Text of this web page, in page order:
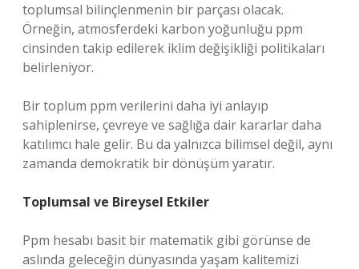
toplumsal bilinçlenmenin bir parçası olacak.
Örneğin, atmosferdeki karbon yoğunluğu ppm
cinsinden takip edilerek iklim değişikliği politikaları
belirleniyor.
Bir toplum ppm verilerini daha iyi anlayıp
sahiplenirse, çevreye ve sağlığa dair kararlar daha
katılımcı hale gelir. Bu da yalnızca bilimsel değil, aynı
zamanda demokratik bir dönüşüm yaratır.
Toplumsal ve Bireysel Etkiler
Ppm hesabı basit bir matematik gibi görünse de
aslında geleceğin dünyasında yaşam kalitemizi